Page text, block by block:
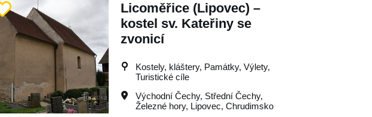
Licoměřice (Lipovec) –
kostel sv. Kateřiny se
zvonicí
Kostely, kláštery, Památky, Výlety,
Turistické cíle
Východní Čechy, Střední Čechy,
Železné hory, Lipovec, Chrudimsko